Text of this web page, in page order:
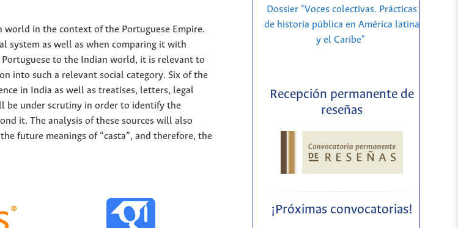
world in the context of the Portuguese Empire.
system as well as when comparing it with
to the Indian world, it is relevant to
into such a relevant social category. Six of the
in India as well as treatises, letters, legal
be under scrutiny in order to identify the
it. The analysis of these sources will also
future meanings of “casta”, and therefore, the
Dossier "Voces colectivas. Prácticas
de historia pública en América latina
y el Caribe"
Recepción permanente de
reseñas
¡Próximas convocatorias!